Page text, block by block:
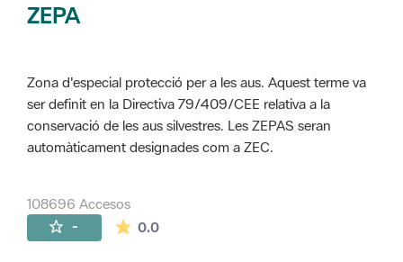
ZEPA
Zona d'especial protecció per a les aus. Aquest terme va
ser definit en la Directiva 79/409/CEE relativa a la
conservació de les aus silvestres. Les ZEPAS seran
automàticament designades com a ZEC.
108696 Accesos
- 0.0La valoración media es de 0 estrellas de